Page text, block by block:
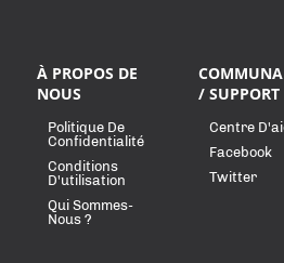
À PROPOS DE
NOUS
Politique De
Confidentialité
Conditions
D'utilisation
Qui Sommes-
Nous ?
/ SUPPORT
Centre
Facebook
Twitter